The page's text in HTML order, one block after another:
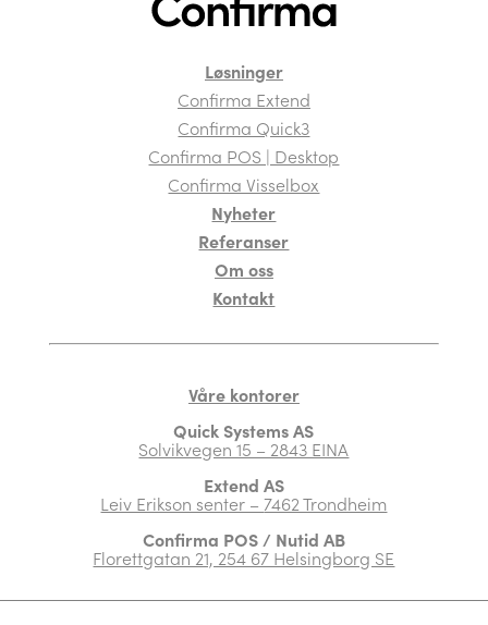
Løsninger
Confirma Extend
Confirma Quick3
Confirma POS | Desktop
Confirma Visselbox
Nyheter
Referanser
Om oss
Kontakt
Våre kontorer
Quick Systems AS
Solvikvegen 15 – 2843 EINA
Extend AS
Leiv Erikson senter –7462 Trondheim
Confirma POS / Nutid AB
Florettgatan 21, 254 67 Helsingborg SE